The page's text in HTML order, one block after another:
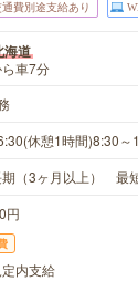
通費別途支給あり
海道
車7分
休憩1時間)8:30～
（3ヶ月以上） 最
円
内支給